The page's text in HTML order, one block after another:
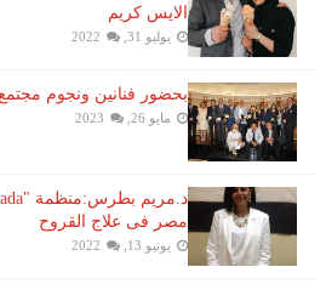
الايس كريم
يوليو 31, 2022
بحضور فنانين ونجوم
مايو 26, 2023
مصر فى علاج القروح
يونيو 13, 2022